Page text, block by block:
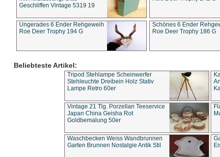
Geschliffen Vintage 5319 19
Ungerades 6 Ender Rehgeweih
Roe Deer Trophy 194 G
Schönes 6 Ender
Roe Deer Trophy 186 G
Beliebteste Artikel:
Tripod Stehlampe Scheinwerfer
Stehleuchte Dreibein Holz Stativ
Lampe Retro 60er
Vintage 21 Tlg. Porzellan Teeservice
Japan China Geisha Rot
Goldbemalung 50er
Waschbecken Weiss Wandbrunnen
Garten Brunnen Nostalgie Antik Stil